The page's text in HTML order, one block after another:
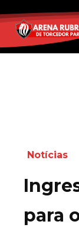
Notícias
para